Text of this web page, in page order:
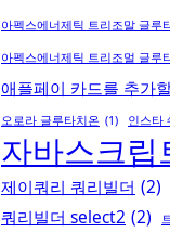
아펙스에너제틱 트리조말 글루
아펙스에너제틱 트리조멀 글루
애플페이 카드를 추가
오로라 글루타치온 (1) 인스타
자바스크립
제이쿼리 쿼리빌더 (2)
쿼리빌더 select2 (2)